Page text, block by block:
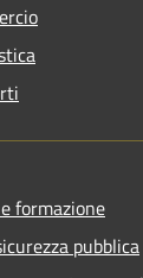
formazione
pubblica